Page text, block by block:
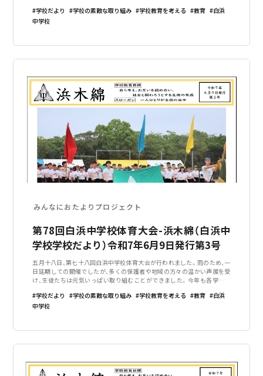
学校だより 学校の素敵な取り組み 学校教育を考える 教育
白浜
中学校
みんなにおたよりプロジェクト
第78回白浜中学校体育大会-浜木綿（白浜中
学校学校だより）令和7年6月9日発行第3号
五月十八日、第七十八回白浜中学校体育大会が行われました。雨のため、一
日延期しての開催でしたが、多くの保護者や地域の方々の温かい声援を受
け、生徒たちは元気いっぱい取り組むことができました。今年も各学年を
う、本校の伝統的な形式で行いま
学校だより 学校の素敵な取り組み 学校教育を考える 教育
白浜
中学校